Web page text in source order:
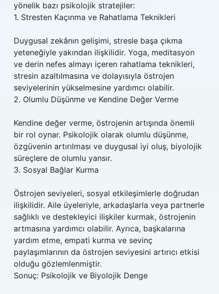
yönelik bazı psikolojik stratejiler:
1. Stresten Kaçınma ve Rahatlama Teknikleri
Duygusal zekânın gelişimi, stresle başa çıkma
yeteneğiyle yakından ilişkilidir. Yoga, meditasyon
ve derin nefes almayı içeren rahatlama teknikleri,
stresin azaltılmasına ve dolayısıyla östrojen
seviyelerinin yükselmesine yardımcı olabilir.
2. Olumlu Düşünme ve Kendine Değer Verme
Kendine değer verme, östrojenin artışında önemli
bir rol oynar. Psikolojik olarak olumlu düşünme,
özgüvenin artırılması ve duygusal iyi oluş, biyolojik
süreçlere de olumlu yansır.
3. Sosyal Bağlar Kurma
Östrojen seviyeleri, sosyal etkileşimlerle doğrudan
ilişkilidir. Aile üyeleriyle, arkadaşlarla veya partnerle
sağlıklı ve destekleyici ilişkiler kurmak, östrojenin
artmasına yardımcı olabilir. Ayrıca, başkalarına
yardım etme, empati kurma ve sevinç
paylaşımlarının da östrojen seviyesini artırıcı etkisi
olduğu gözlemlenmiştir.
Sonuç: Psikolojik ve Biyolojik Denge